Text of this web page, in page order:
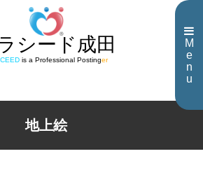
M
e
n
u
シード成田
is a Professional Postinger
地上絵